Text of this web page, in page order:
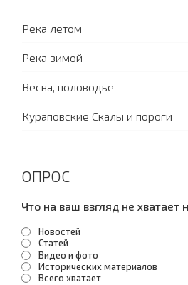
Река летом
Река зимой
Весна, половодье
Кураповские Скалы и пороги
ОПРОС
Что на ваш взгляд не хватает
Новостей
Статей
Видео и фото
Исторических материалов
Всего хватает